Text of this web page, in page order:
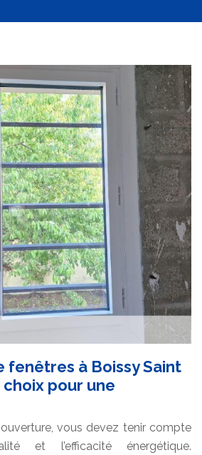
fenêtres à Boissy Saint
pour une
ouverture, vous devez tenir compte
et l’efficacité énergétique.